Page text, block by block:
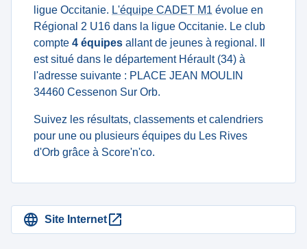
ligue Occitanie. L'équipe CADET M1 évolue en
Régional 2 U16 dans la ligue Occitanie. Le club
compte 4 équipes allant de jeunes à regional. Il
est situé dans le département Hérault (34) à
l'adresse suivante : PLACE JEAN MOULIN
34460 Cessenon Sur Orb.
Suivez les résultats, classements et calendriers
pour une ou plusieurs équipes du Les Rives
d'Orb grâce à Score'n'co.
Site Internet